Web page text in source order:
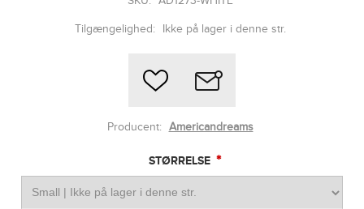
Tilgængelighed: Ikke på lager i denne str.
Producent: Americandreams
STØRRELSE *